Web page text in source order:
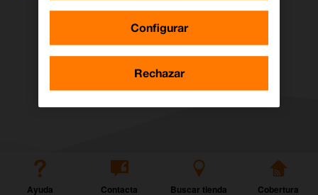
Solidaridad en cadena
Ayuda Contacta Buscar tienda Cobertura
Configurar
Rechazar